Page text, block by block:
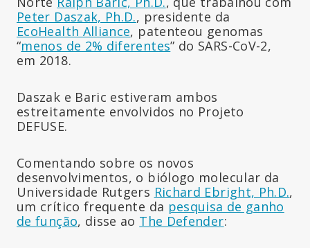
Peter Daszak, Ph.D., presidente da
EcoHealth Alliance, patenteou genomas
“menos de 2% diferentes” do SARS-CoV-2,
em 2018.
Daszak e Baric estiveram ambos
estreitamente envolvidos no Projeto
DEFUSE.
Comentando sobre os novos
desenvolvimentos, o biólogo molecular da
Universidade Rutgers Richard Ebright, Ph.D.,
um crítico frequente da pesquisa de ganho
de função, disse ao The Defender: